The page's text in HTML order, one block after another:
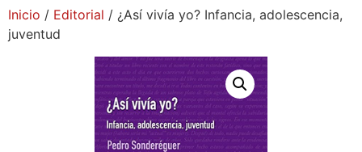
Inicio / Editorial / ¿Así vivía yo? Infancia, adolescencia,
juventud